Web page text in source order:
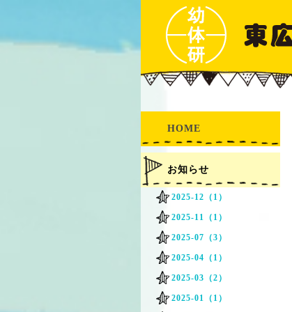
HOME
お知らせ
2025-12（1）
2025-11（1）
2025-07（3）
2025-04（1）
2025-03（2）
2025-01（1）